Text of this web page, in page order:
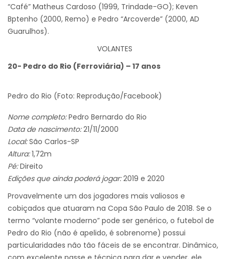
“Café” Matheus Cardoso (1999, Trindade-GO); Keven
Bptenho (2000, Remo) e Pedro “Arcoverde” (2000, AD
Guarulhos).
VOLANTES
20- Pedro do Rio (Ferroviária) – 17 anos
Pedro do Rio (Foto: Reprodução/Facebook)
Nome completo:Pedro Bernardo do Rio
Data de nascimento:21/11/2000
Local:São Carlos-SP
Altura:1,72m
Pé:Direito
Edições que ainda poderá jogar:2019 e 2020
Provavelmente um dos jogadores mais valiosos e
cobiçados que atuaram na Copa São Paulo de 2018. Se o
termo “volante moderno” pode ser genérico, o futebol de
Pedro do Rio (não é apelido, é sobrenome) possui
particularidades não tão fáceis de se encontrar. Dinâmico,